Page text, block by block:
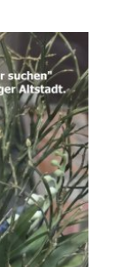
sichtbar:
Platz
für
mehr
Container
und
mehr
Bauarbeiter
benötigt